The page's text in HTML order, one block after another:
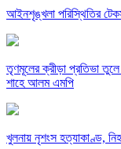
আইনশৃঙ্খলা পরিস্থিতির
তৃণমূলের ক্রীড়া প্রতিভা তুলে
শাহে আলম এমপি
খুলনায় নৃশংস হত্যাকাণ্ড,